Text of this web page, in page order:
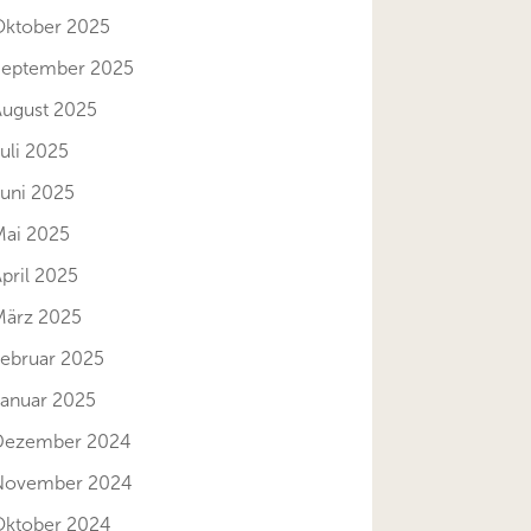
2025
2025
2025
2025
2025
2025
2025
2025
2025
2025
2024
2024
2024